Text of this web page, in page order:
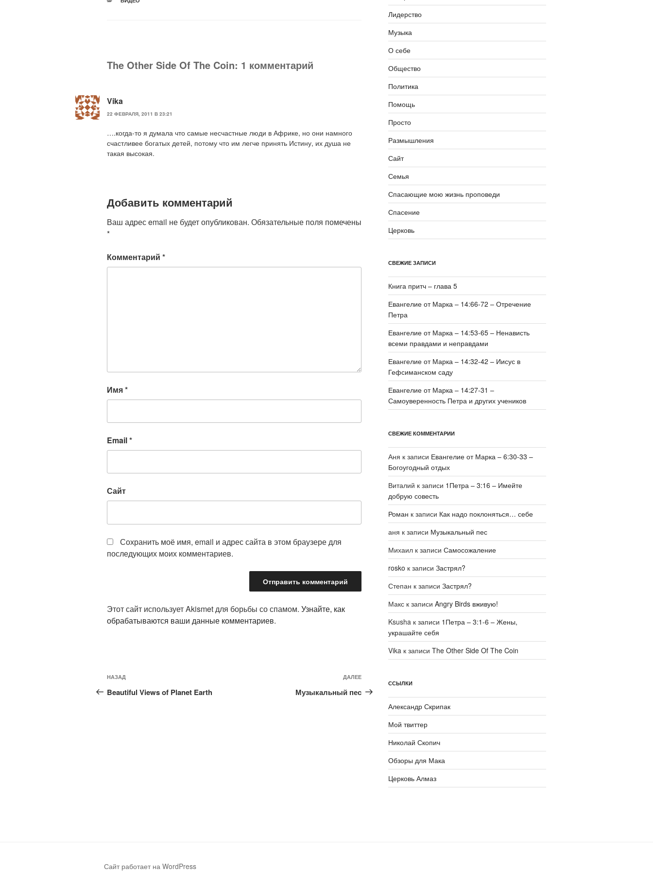
The Other Side Of The Coin: 1 комментарий
Vika
22 ФЕВРАЛЯ, 2011 В 23:21
….когда-то я думала что самые несчастные люди в Африке, но они намного
счастливее богатых детей, потому что им легче принять Истину, их душа не
такая высокая.
Добавить комментарий
Ваш адрес email не будет опубликован. Обязательные поля помечены
*
Комментарий *
Имя*
Email*
Сайт
Сохранить моё имя, email и адрес сайта в этом браузере для
последующих моих комментариев.
Этот сайт использует Akismet для борьбы со спамом. Узнайте, как
обрабатываются ваши данные комментариев.
Навигация
по
Предыдущая
запись:
НАЗАД
Beautiful Views of Planet Earth
Следующая
запись
ДАЛЕЕ
Музыкальный пес
Лидерство
Музыка
О себе
Общество
Политика
Помощь
Просто
Размышления
Сайт
Семья
Спасающие мою жизнь проповеди
Спасение
Церковь
СВЕЖИЕ ЗАПИСИ
Книга притч – глава 5
Евангелие от Марка – 14:66-72 – Отречение
Петра
Евангелие от Марка – 14:53-65 – Ненависть
всеми правдами и неправдами
Евангелие от Марка – 14:32-42 – Иисус в
Гефсиманском саду
Евангелие от Марка – 14:27-31 –
Самоуверенность Петра и других учеников
СВЕЖИЕ КОММЕНТАРИИ
Аня к записи Евангелие от Марка – 6:30-33 –
Богоугодный отдых
Виталий к записи 1Петра – 3:16 – Имейте
добрую совесть
Роман к записи Как надо поклоняться… себе
аня к записи Музыкальный пес
Михаилк записи Самосожаление
rosko к записи Застрял?
Степан к записи Застрял?
Макск записи Angry Birds вживую!
Ksushaк записи 1Петра – 3:1-6 – Жены,
украшайте себя
Vikaк записи The Other Side Of The Coin
ССЫЛКИ
Александр Скрипак
Мой твиттер
Николай Скопич
Обзоры для Мака
Церковь Алмаз
Сайт работает на WordPress